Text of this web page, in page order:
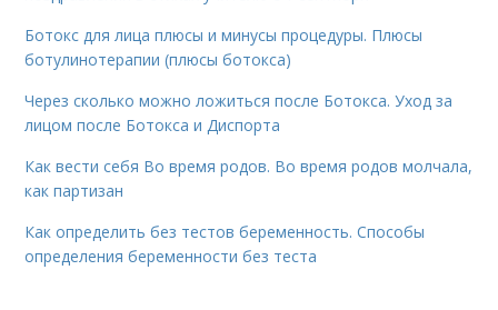
Ботокс для лица плюсы и минусы процедуры. Плюсы
ботулинотерапии (плюсы ботокса)
Через сколько можно ложиться после Ботокса. Уход за
лицом после Ботокса и Диспорта
Как вести себя Во время родов. Во время родов молчала,
как партизан
Как определить без тестов беременность. Способы
определения беременности без теста